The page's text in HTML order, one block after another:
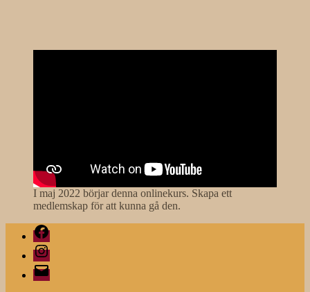
I maj 2022 börjar denna onlinekurs. Skapa ett
medlemskap för att kunna gå den.
Facebook
Instagram
E-
post